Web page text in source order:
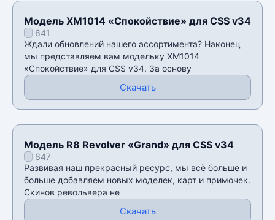
Модель XM1014 «Спокойствие» для CSS v34
641
Ждали обновлений нашего ассортимента? Наконец
мы представляем вам модельку XM1014
«Спокойствие» для CSS v34. За основу
Скачать
Модель R8 Revolver «Grand» для CSS v34
647
Развивая наш прекрасный ресурс, мы всё больше и
больше добавляем новых моделек, карт и примочек.
Скинов револьвера не
Скачать